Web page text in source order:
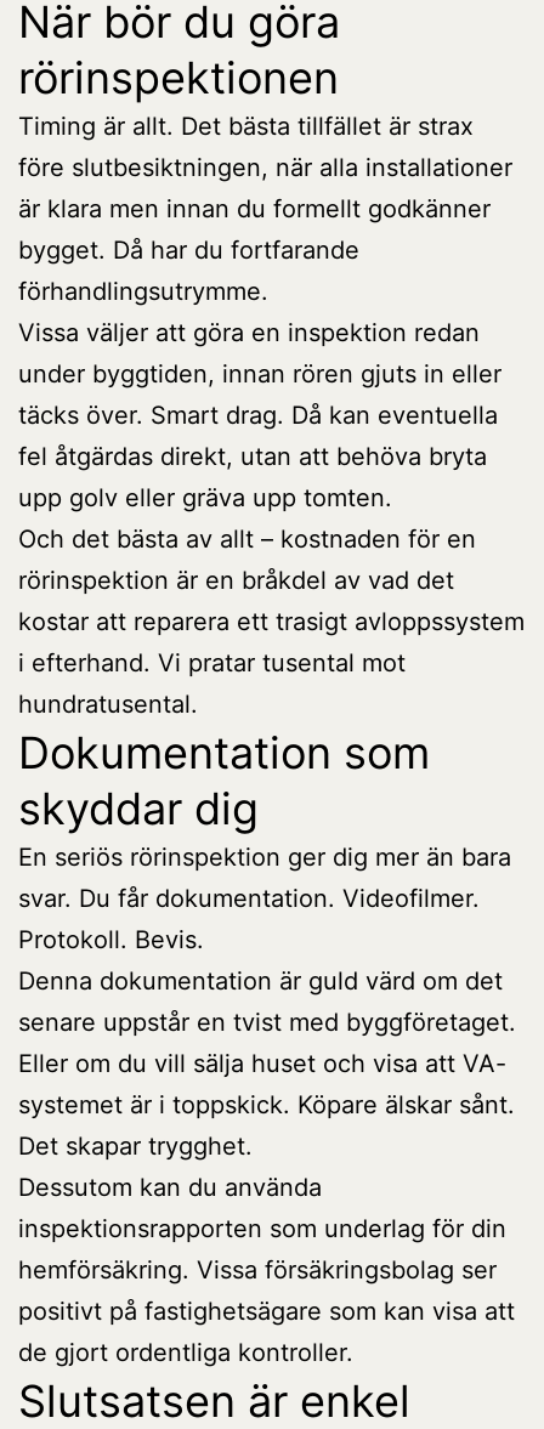
När bör du göra
rörinspektionen
Timing är allt. Det bästa tillfället är strax
före slutbesiktningen, när alla installationer
är klara men innan du formellt godkänner
bygget. Då har du fortfarande
förhandlingsutrymme.
Vissa väljer att göra en inspektion redan
under byggtiden, innan rören gjuts in eller
täcks över. Smart drag. Då kan eventuella
fel åtgärdas direkt, utan att behöva bryta
upp golv eller gräva upp tomten.
Och det bästa av allt – kostnaden för en
rörinspektion är en bråkdel av vad det
kostar att reparera ett trasigt avloppssystem
i efterhand. Vi pratar tusental mot
hundratusental.
Dokumentation som
skyddar dig
En seriös rörinspektion ger dig mer än bara
svar. Du får dokumentation. Videofilmer.
Protokoll. Bevis.
Denna dokumentation är guld värd om det
senare uppstår en tvist med byggföretaget.
Eller om du vill sälja huset och visa att VA-
systemet är i toppskick. Köpare älskar sånt.
Det skapar trygghet.
Dessutom kan du använda
inspektionsrapporten som underlag för din
hemförsäkring. Vissa försäkringsbolag ser
positivt på fastighetsägare som kan visa att
de gjort ordentliga kontroller.
Slutsatsen är enkel